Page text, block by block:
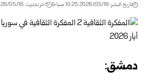
تاريخ النشر: 2026/05/16 10:25 صباحًا اخر تحديث: 2026/05/16 10:25 صباحًا
دمشق: